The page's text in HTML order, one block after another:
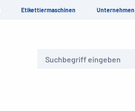
Etikettiermaschinen Unternehmen